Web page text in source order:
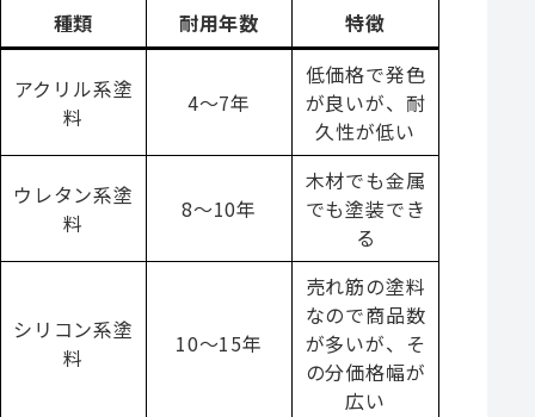
種類
耐用年数 特徴
アクリル系塗
料
4〜7年
低価格で発色
が良いが、耐
久性が低い
ウレタン系塗
料
8〜10年
木材でも金属
でも塗装でき
る
シリコン系塗
料
10〜15年
売れ筋の塗料
なので商品数
が多いが、そ
の分価格幅が
広い